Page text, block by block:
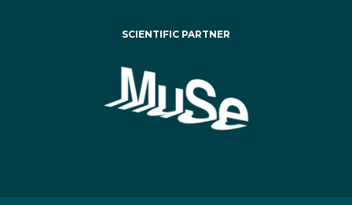
SCIENTIFIC PARTNER